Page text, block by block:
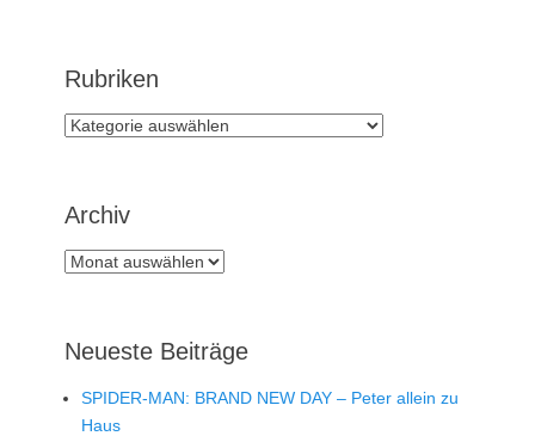
Rubriken
Rubriken
Archiv
Archiv
Neueste Beiträge
SPIDER-MAN: BRAND NEW DAY – Peter allein zu
Haus